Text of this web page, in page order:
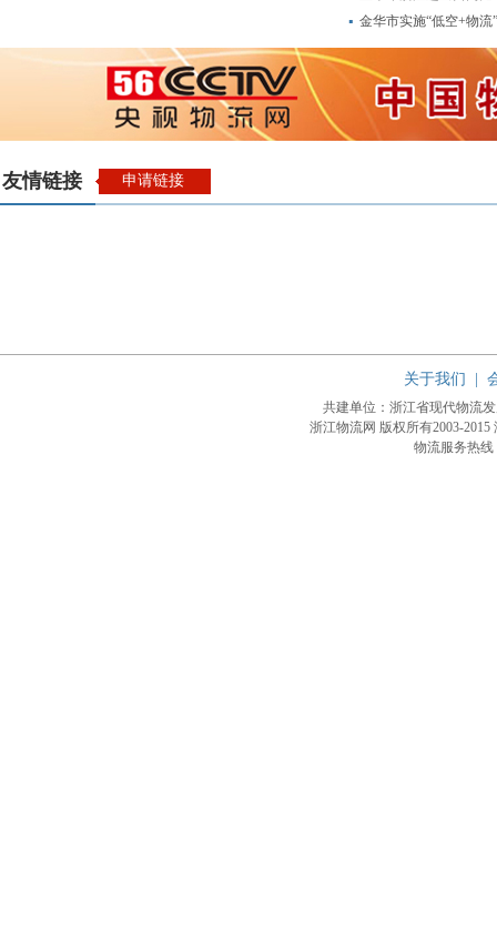
金华市实施“低空+物
友情链接 申请链接
关于我们
共建单位：浙江省现代物流
浙江物流网 版权所有2003-2015
物流服务热线